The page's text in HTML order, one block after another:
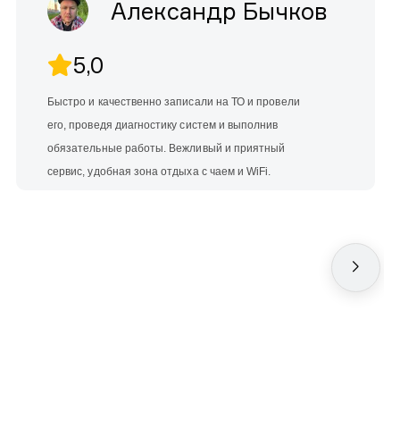
Александр Бычков
5,0
Быстро и качественно записали на ТО и провели
его, проведя диагностику систем и выполнив
обязательные работы. Вежливый и приятный
сервис, удобная зона отдыха с чаем и WiFi.